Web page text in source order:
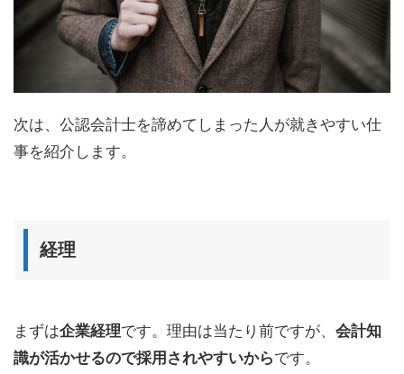
次は、公認会計士を諦めてしまった人が就きやすい仕
事を紹介します。
経理
まずは企業経理です。理由は当たり前ですが、 会計知
識が活かせるので採用されやすいからです。